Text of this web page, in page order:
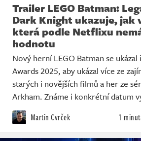
Trailer LEGO Batman:
Dark Knight ukazuje, jak
která podle Netflixu
hodnotu
Nový herní LEGO Batman se ukázal
Awards 2025, aby ukázal více ze
starých i novějších filmů a her ze
Arkham. Známe i konkrétní datum
Martin Cvrček 1